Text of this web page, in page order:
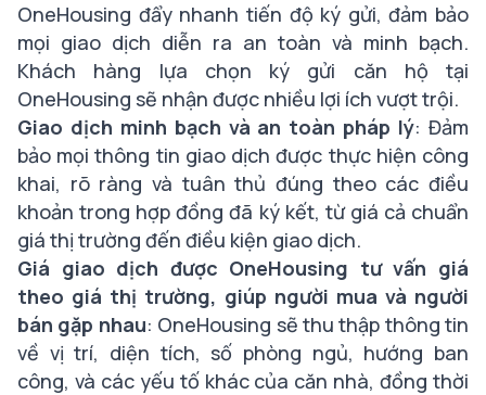
OneHousing đẩy nhanh tiến độ ký gửi, đảm bảo
mọi giao dịch diễn ra an toàn và minh bạch.
Khách hàng lựa chọn ký gửi căn hộ tại
OneHousing sẽ nhận được nhiều lợi ích vượt trội.
Giao dịch minh bạch và an toàn pháp lý: Đảm
bảo mọi thông tin giao dịch được thực hiện công
khai, rõ ràng và tuân thủ đúng theo các điều
khoản trong hợp đồng đã ký kết, từ giá cả chuẩn
giá thị trường đến điều kiện giao dịch.
Giá giao dịch được OneHousing tư vấn giá
theo giá thị trường, giúp người mua và người
bán gặp nhau: OneHousing sẽ thu thập thông tin
về vị trí, diện tích, số phòng ngủ, hướng ban
công, và các yếu tố khác của căn nhà, đồng thời